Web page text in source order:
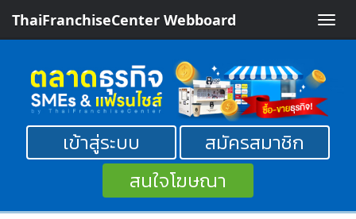
Toggle
ThaiFranchiseCenter Webboard
เข้าสู่ระบบ
สมัครสมาชิก
สนใจโฆษณา